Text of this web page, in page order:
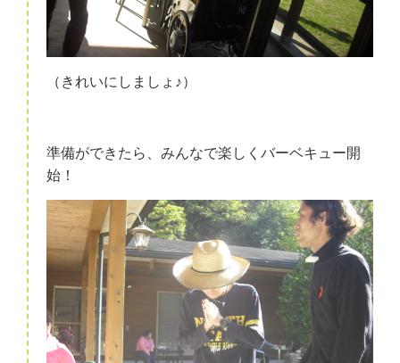
（きれいにしましょ♪）
準備ができたら、みんなで楽しくバーベキュー開
始！